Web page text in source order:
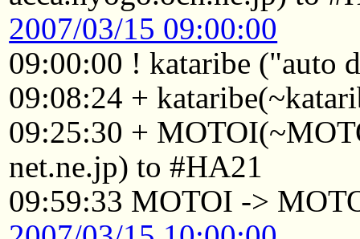
2007/03/15 09:00:00
09:00:00 ! kataribe ("auto
09:08:24 +
09:25:30 +
net.ne.jp) to #HA21
09:59:33 MOTOI ->